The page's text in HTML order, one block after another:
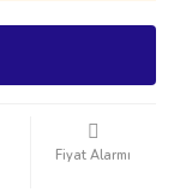
Fiyat Alarmı